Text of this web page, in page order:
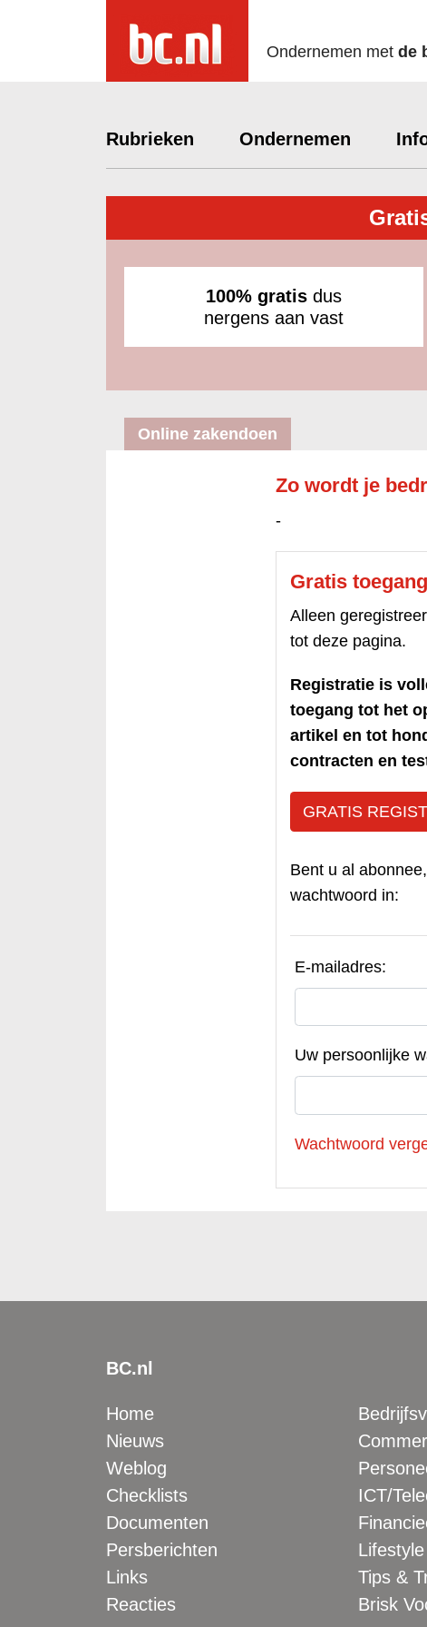
Ondernemen met de
Rubrieken Ondernemen
100% gratis dus
nergens aan vast
Online zakendoen
Zo wordt je
-
Gratis toegang
Alleen
tot deze pagina.
Registratie is
toegang tot het
artikel en tot
contracten en
GRATIS
Bent u al
wachtwoord in:
E-mailadres:
Uw persoonlijke
Wachtwoord
BC.nl
Home
Nieuws
Weblog
Checklists
Documenten
Persberichten
Links
Reacties
ICT/
Lifestyle
Tips &
Brisk